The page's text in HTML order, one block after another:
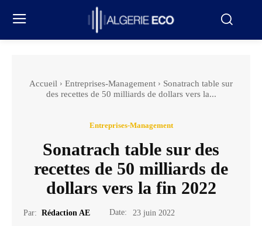
Accueil Entreprises-Management
Sonatrach table sur
des recettes de 50 milliards de dollars vers la...
Entreprises-Management
Sonatrach table sur des
recettes de 50 milliards de
dollars vers la fin 2022
Par: Rédaction AE Date: 23 juin 2022